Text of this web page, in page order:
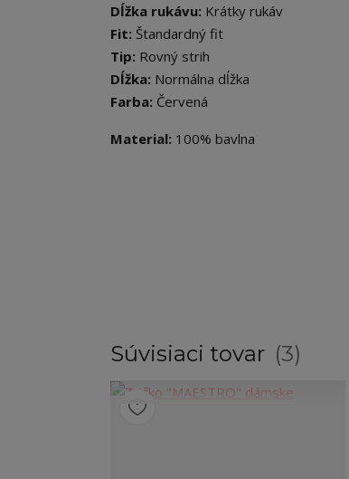
Dĺžka rukávu: Krátky rukáv
Fit: Štandardný fit
Tip: Rovný strih
Dĺžka: Normálna dĺžka
Farba: Červená
Material: 100% bavlna
Súvisiaci tovar 3